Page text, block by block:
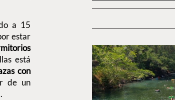
a 15
estar
está
con
de un